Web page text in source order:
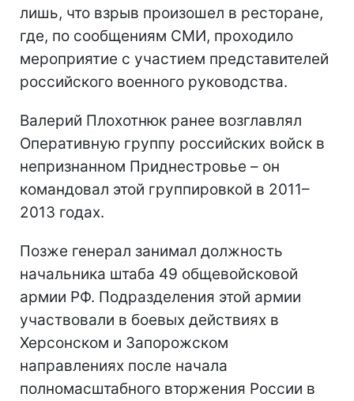
лишь, что взрыв произошел в ресторане,
где, по сообщениям СМИ, проходило
мероприятие с участием представителей
российского военного руководства.
Валерий Плохотнюк ранее возглавлял
Оперативную группу российских войск в
непризнанном Приднестровье – он
командовал этой группировкой в 2011–
2013 годах.
Позже генерал занимал должность
начальника штаба 49 общевойсковой
армии РФ. Подразделения этой армии
участвовали в боевых действиях в
Херсонском и Запорожском
направлениях после начала
полномасштабного вторжения России в